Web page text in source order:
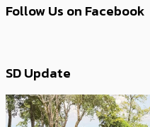
Follow Us on Facebook
SD Update